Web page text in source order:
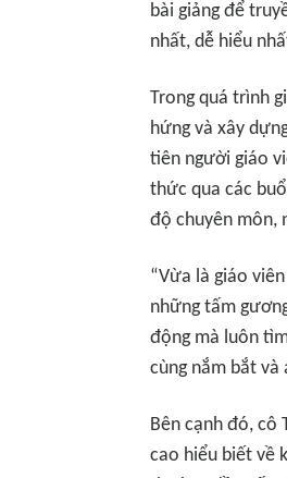
bài giảng để
nhất, dễ hiểu
Trong quá trình
hứng và xây
tiên người giáo
thức qua các
độ chuyên môn,
“Vừa là giáo
những tấm
động mà luôn
cùng nắm bắt và
Bên cạnh đó, cô
cao hiểu biết về